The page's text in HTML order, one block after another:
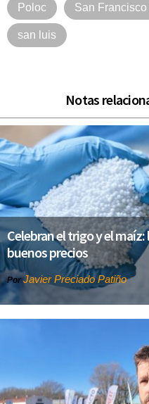
Poloc San
san luis
Notas
Celebran el trigo y el
buenos precios
Por Javier Preciado Patiño